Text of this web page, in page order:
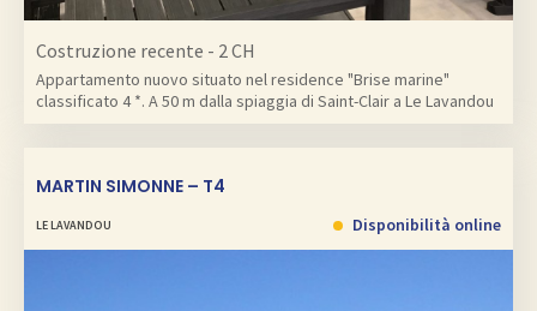
Costruzione recente - 2 CH
Appartamento nuovo situato nel residence "Brise marine"
classificato 4 *. A 50 m dalla spiaggia di Saint-Clair a Le Lavandou
MARTIN SIMONNE – T4
LE LAVANDOU Disponibilità online